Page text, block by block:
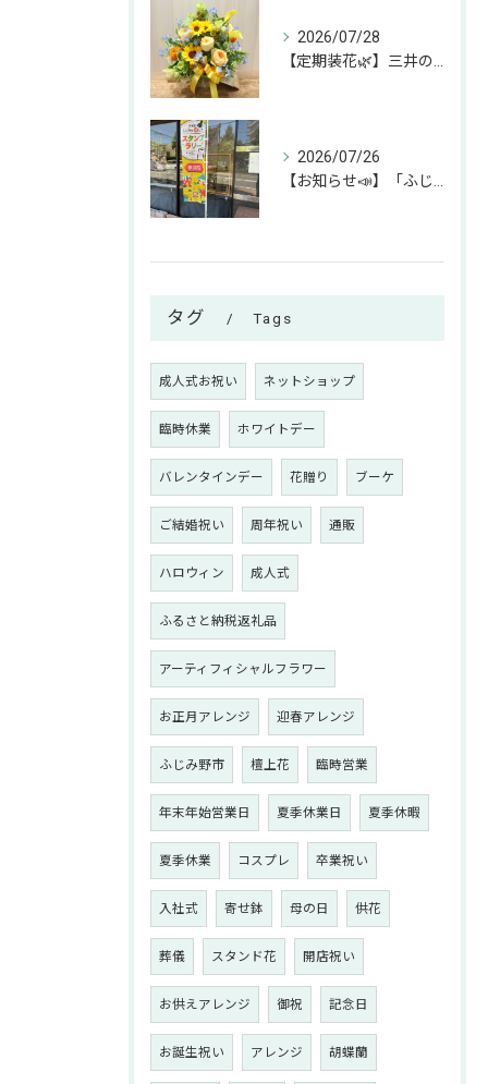
2026/07/28
【定期装花🌿】三井のリハウスふじみ野店様へのお届けアレンジ✨
2026/07/26
【お知らせ📣】「ふじみん推し活スタンプラリー」参加中です！✨
タグ Tags
成人式お祝い ネットショップ
臨時休業 ホワイトデー
バレンタインデー 花贈り ブーケ
ご結婚祝い 周年祝い 通販
ハロウィン 成人式
ふるさと納税返礼品
アーティフィシャルフラワー
お正月アレンジ 迎春アレンジ
ふじみ野市 檀上花 臨時営業
年末年始営業日 夏季休業日 夏季休暇
夏季休業 コスプレ 卒業祝い
入社式 寄せ鉢 母の日 供花
葬儀 スタンド花 開店祝い
お供えアレンジ 御祝 記念日
お誕生祝い アレンジ 胡蝶蘭